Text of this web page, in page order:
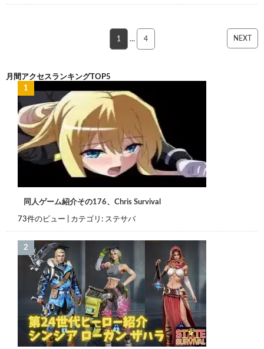
1 … 4 NEXT
月間アクセスランキングTOP5
同人ゲーム紹介その176、Chris Survival
73件のビュー カテゴリ: ステサバ